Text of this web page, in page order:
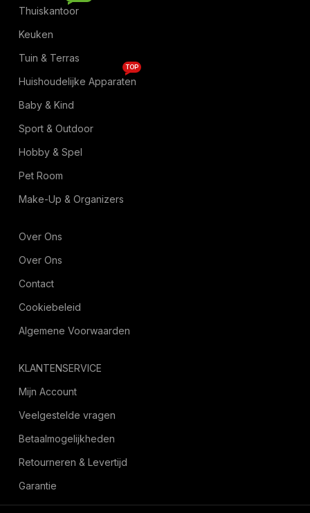
Thuiskantoor
Keuken
Tuin & Terras
Huishoudelijke Apparaten
TOP
Baby & Kind
Sport & Outdoor
Hobby & Spel
Pet Room
Make-Up & Organizers
Over Ons
Over Ons
Contact
Cookiebeleid
Algemene Voorwaarden
KLANTENSERVICE
Mijn Account
Veelgestelde vragen
Betaalmogelijkheden
Retourneren & Levertijd
Garantie